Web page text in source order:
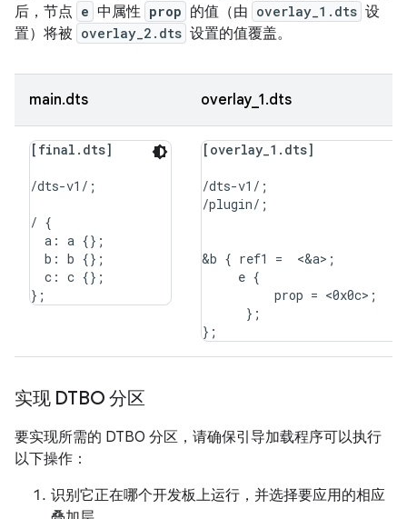
后，节点 e 中属性 prop 的值（由 overlay_1.dts 设
置）将被 overlay_2.dts 设置的值覆盖。
main.dts overlay_1.dts
[final.dts]
/dts-v1/;
/ {
  a: a {};
  b: b {};
  c: c {};
[overlay_1.dts]
/dts-v1/;
/plugin/;
&b { ref1 =  <&a>;
     e {
          prop = <0x0c>;
      };
实现 DTBO 分区
要实现所需的 DTBO 分区，请确保引导加载程序可以执行
以下操作：
识别它正在哪个开发板上运行，并选择要应用的相应